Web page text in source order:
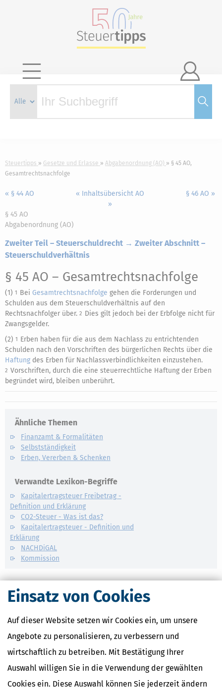
Einsatz von Cookies
Auf dieser Website setzen wir Cookies ein, um unsere
Angebote zu personalisieren, zu verbessern und
wirtschaftlich zu betreiben. Mit Bestätigung Ihrer
Auswahl willigen Sie in die Verwendung der gewählten
Cookies ein. Diese Auswahl können Sie jederzeit ändern

Steuertipps Gesetze und Erlasse Abgabenordnung (AO)
§ 45 AO,
Gesamtrechtsnachfolge
« § 44 AO
« Inhaltsübersicht AO
»
§ 46 AO »
§ 45 AO
Abgabenordnung (AO)
Zweiter Teil – Steuerschuldrecht → Zweiter Abschnitt –
Steuerschuldverhältnis
§ 45 AO – Gesamtrechtsnachfolge
(1) 1 Bei Gesamtrechtsnachfolge gehen die Forderungen und
Schulden aus dem Steuerschuldverhältnis auf den
Rechtsnachfolger über. 2 Dies gilt jedoch bei der Erbfolge nicht für
Zwangsgelder.
(2) 1 Erben haben für die aus dem Nachlass zu entrichtenden
Schulden nach den Vorschriften des bürgerlichen Rechts über die
Haftung des Erben für Nachlassverbindlichkeiten einzustehen.
2 Vorschriften, durch die eine steuerrechtliche Haftung der Erben
begründet wird, bleiben unberührt.
Ähnliche Themen
Finanzamt & Formalitäten
Selbstständigkeit
Erben, Vererben & Schenken
Verwandte Lexikon-Begriffe
Kapitalertragsteuer Freibetrag -
Definition und Erklärung
CO2-Steuer - Was ist das?
Kapitalertragsteuer - Definition und
Erklärung
NACHDiGAL
Kommission